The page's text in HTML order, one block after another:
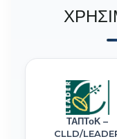
ΤΑΠΤοΚ –
CLLD/